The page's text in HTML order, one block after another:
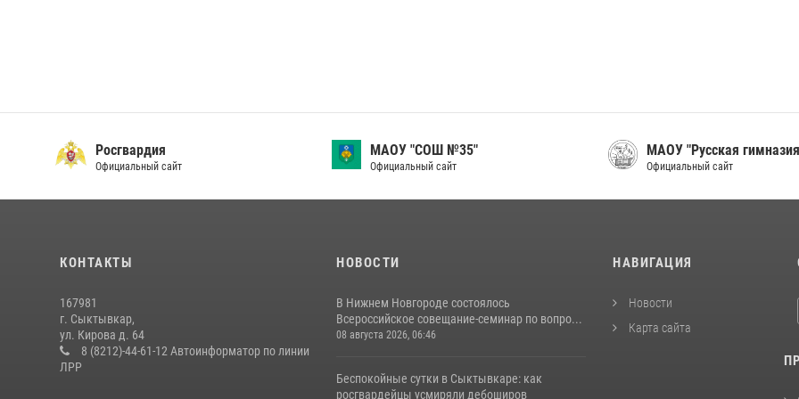
Росгвардия
Официальный сайт
МАОУ "СОШ №35"
Официальный сайт
МАОУ "Русская
Официальный сайт
КОНТАКТЫ
167981
г. Сыктывкар,
ул. Кирова д. 64
8 (8212)-44-61-12 Автоинформатор по линии
ЛРР
НОВОСТИ
В Нижнем Новгороде состоялось
Всероссийское совещание-семинар по вопро...
08 августа 2026, 06:46
Беспокойные сутки в Сыктывкаре: как
росгвардейцы усмиряли дебоширов
НАВИГАЦИЯ
Новости
Карта сайта